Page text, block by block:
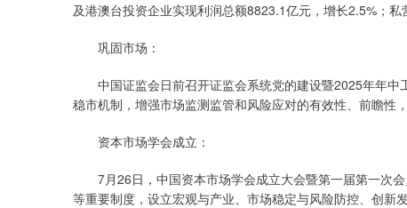
及港澳台投资企业实现利润总额8823.1亿元，增长2.5%；私
巩固市场：
中国证监会日前召开证监会系统党的建设暨2025年年中
稳市机制，增强市场监测监管和风险应对的有效性、前瞻性
资本市场学会成立：
7月26日，中国资本市场学会成立大会暨第一届第一次会
等重要制度，设立宏观与产业、市场稳定与风险防控、创